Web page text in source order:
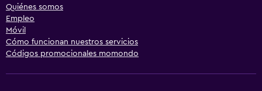
Quiénes somos
Empleo
Móvil
Cómo funcionan nuestros servicios
Códigos promocionales momondo